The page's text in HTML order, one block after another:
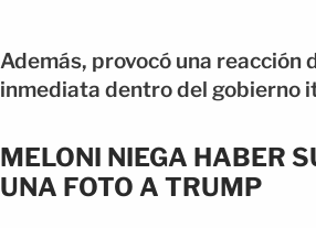
Además, provocó una reacción
inmediata dentro del gobierno
MELONI NIEGA HABER
UNA FOTO A TRUMP